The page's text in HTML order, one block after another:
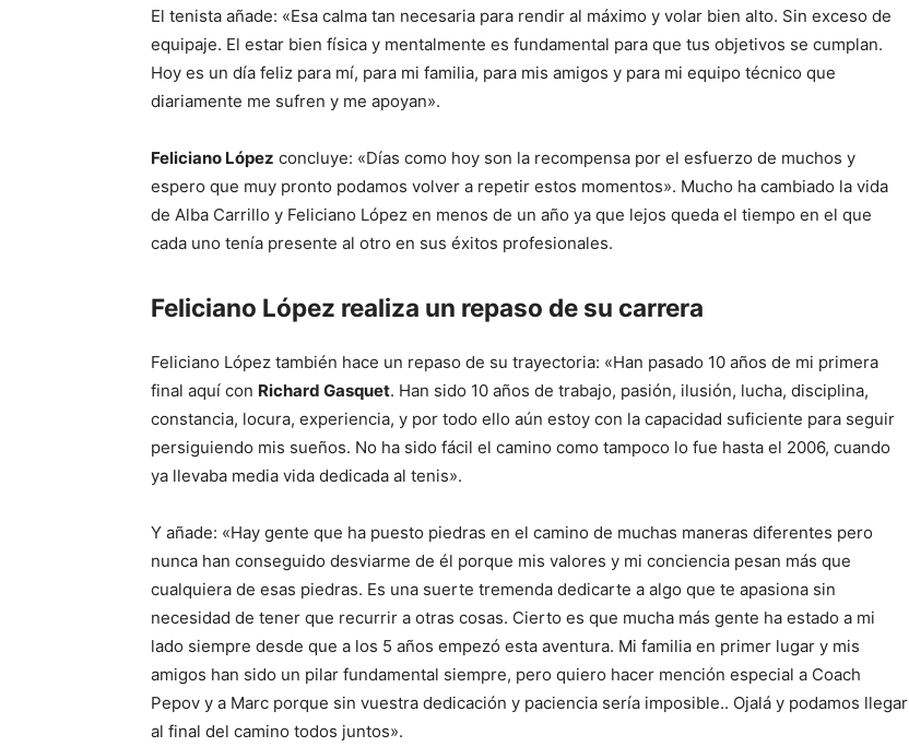
El tenista añade: «Esa calma tan necesaria para rendir al máximo y volar bien alto. Sin exceso de
equipaje. El estar bien física y mentalmente es fundamental para que tus objetivos se cumplan.
Hoy es un día feliz para mí, para mi familia, para mis amigos y para mi equipo técnico que
diariamente me sufren y me apoyan».
Feliciano López concluye: «Días como hoy son la recompensa por el esfuerzo de muchos y
espero que muy pronto podamos volver a repetir estos momentos». Mucho ha cambiado la vida
de Alba Carrillo y Feliciano López en menos de un año ya que lejos queda el tiempo en el que
cada uno tenía presente al otro en sus éxitos profesionales.
Feliciano López realiza un repaso de su carrera
Feliciano López también hace un repaso de su trayectoria: «Han pasado 10 años de mi primera
final aquí con Richard Gasquet. Han sido 10 años de trabajo, pasión, ilusión, lucha, disciplina,
constancia, locura, experiencia, y por todo ello aún estoy con la capacidad suficiente para seguir
persiguiendo mis sueños. No ha sido fácil el camino como tampoco lo fue hasta el 2006, cuando
ya llevaba media vida dedicada al tenis».
Y añade: «Hay gente que ha puesto piedras en el camino de muchas maneras diferentes pero
nunca han conseguido desviarme de él porque mis valores y mi conciencia pesan más que
cualquiera de esas piedras. Es una suerte tremenda dedicarte a algo que te apasiona sin
necesidad de tener que recurrir a otras cosas. Cierto es que mucha más gente ha estado a mi
lado siempre desde que a los 5 años empezó esta aventura. Mi familia en primer lugar y mis
amigos han sido un pilar fundamental siempre, pero quiero hacer mención especial a Coach
Pepov y a Marc porque sin vuestra dedicación y paciencia sería imposible.. Ojalá y podamos llegar
al final del camino todos juntos».